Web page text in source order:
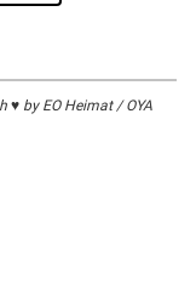
♥ by EO Heimat / OYA